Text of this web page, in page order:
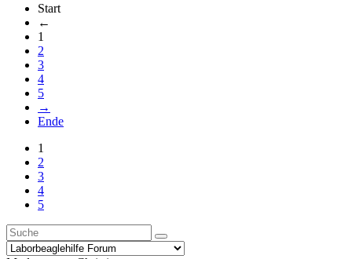
Start
←
1
2
3
4
5
→
Ende
1
2
3
4
5